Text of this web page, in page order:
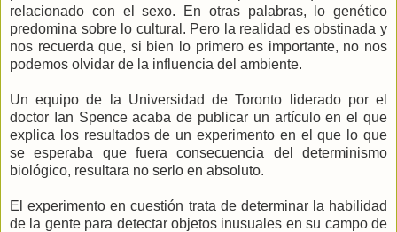
relacionado con el sexo. En otras palabras, lo genético
predomina sobre lo cultural. Pero la realidad es obstinada y
nos recuerda que, si bien lo primero es importante, no nos
podemos olvidar de la influencia del ambiente.
Un equipo de la Universidad de Toronto liderado por el
doctor Ian Spence acaba de publicar un artículo en el que
explica los resultados de un experimento en el que lo que
se esperaba que fuera consecuencia del determinismo
biológico, resultara no serlo en absoluto.
El experimento en cuestión trata de determinar la habilidad
de la gente para detectar objetos inusuales en su campo de